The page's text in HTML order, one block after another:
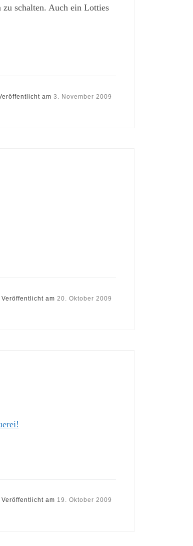
schalten. Auch ein Lotties
am 3. November 2009
Veröffentlicht am 20. Oktober 2009
Veröffentlicht am 19. Oktober 2009